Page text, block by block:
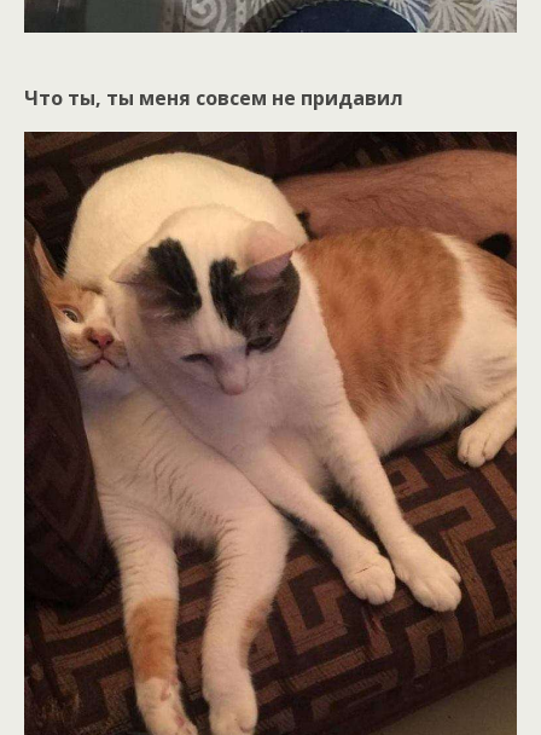
Что ты, ты меня совсем не придавил